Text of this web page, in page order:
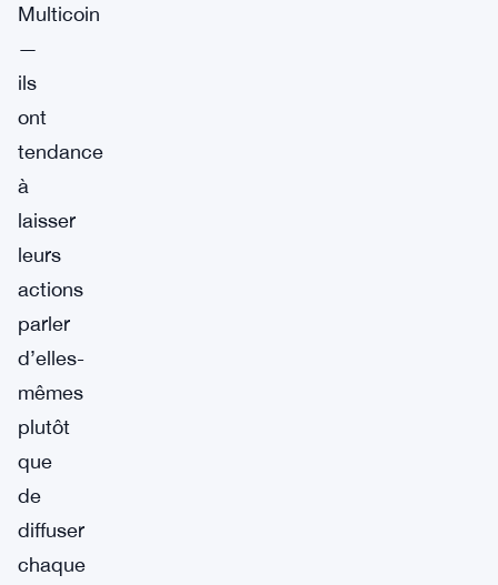
Multicoin
—
ils
ont
tendance
à
laisser
leurs
actions
parler
d’elles-
mêmes
plutôt
que
de
diffuser
chaque